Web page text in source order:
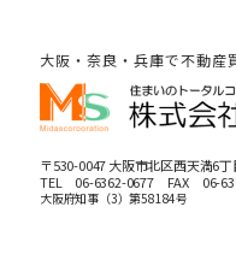
大阪・奈良・兵庫で不動産
〒530-0047 大阪市北区西天満6
TEL 06-6362-0677FAX 06-
大阪府知事（3）第58184号